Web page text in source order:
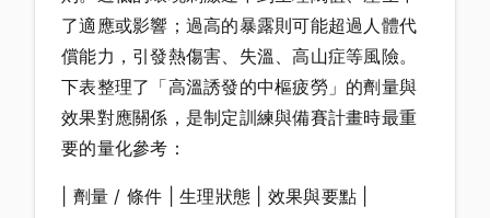
了適應或影響；過高的暴露則可能超過人體代
償能力，引發熱傷害、失溫、高山症等風險。
下表整理了「高溫誘發的中樞疲勞」的劑量與
效果對應關係，是制定訓練與備賽計畫時最重
要的量化參考：
| 劑量 / 條件 | 生理狀態 | 效果與要點 |